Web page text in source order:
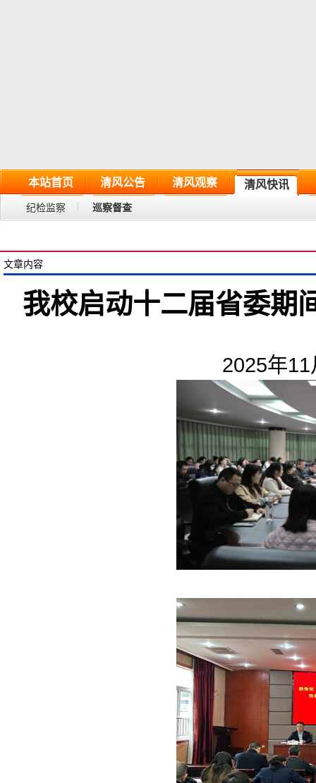
本站首页 清风公告 清风观察 清风快讯
纪检监察 巡察督查
文章内容
我校启动十二届省委期
2025年